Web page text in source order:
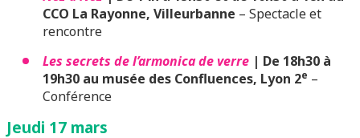
CCO La Rayonne, Villeurbanne – Spectacle et
rencontre
Les secrets de l’armonica de verre | De 18h30 à
19h30 au musée des Confluences, Lyon 2e –
Conférence
Jeudi 17 mars